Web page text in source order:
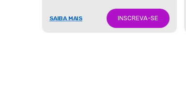
SAIBA MAIS INSCREVA-SE